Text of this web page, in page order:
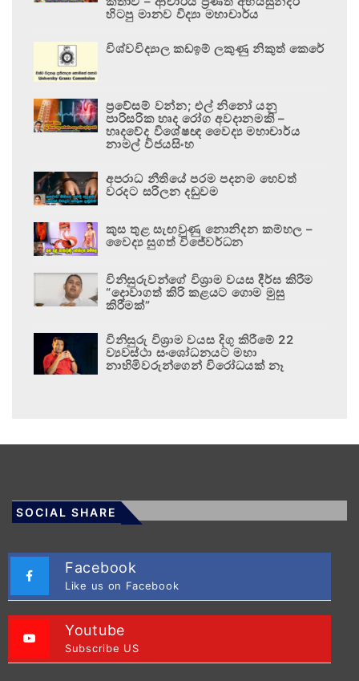
හිටපු මානව විද්‍යා මහාචාර්ය
විශ්වවිද්‍යාල කඩඉම් ලකුණු නිකුත් කෙරේ
ප්‍රවේසම් වන්න; එල් නිනෝ යනු
පාරිසරික හෘද රෝග අවදානමකි –
හෘදවේද විශේෂඥ වෛද්‍ය මහාචාර්ය
නාමල් විජයසිංහ
අපරාධ නීතියේ පරම පදනම හෙවත්
වරදට සරිලන දඬුවම
කුස තුළ සැඟවුණු නොනිදන කම්හල –
වෛද්‍ය සුගත් විජේවර්ධන
විනිසුරුවන්ගේ විශ්‍රාම වයස දීර්ඝ කිරීම
“දොවාගත් කිරි කළයට ගොම මුසු
කිරීමක්”
විනිසුරු විශ්‍රාම වයස දිගු කිරීමේ 22
ව්‍යවස්ථා සංශෝධනයට මහා
නාහිමිවරුන්ගෙන් විරෝධයක් නෑ
SOCIAL SHARE
Facebook
Like us on Facebook
Youtube
Subscribe US